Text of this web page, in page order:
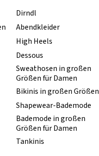
Dirndl
Abendkleider
High Heels
Dessous
Sweathosen in großen
Größen für Damen
Bikinis in großen Größen
Shapewear-Bademode
Bademode in großen
Größen für Damen
Tankinis